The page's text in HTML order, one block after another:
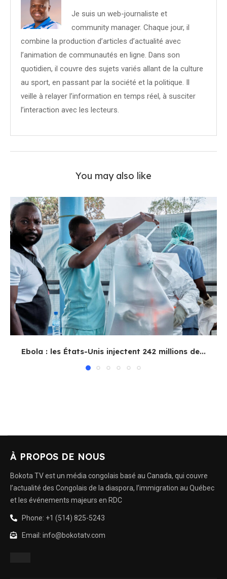
Je suis un web-journaliste et
community manager. Chaque jour, il
combine la production d’articles d’actualité avec
l’animation de communautés en ligne. Dans son
quotidien, il couvre des sujets variés allant de la culture
au sport, en passant par la société et la politique. Il
veille à relayer l’information en temps réel, à susciter
l’interaction avec les lecteurs.
You may also like
Ebola : les États-Unis injectent 242 millions de...
À PROPOS DE NOUS
Bokota TV est un média congolais basé au Canada, qui couvre
l’actualité des Congolais de la diaspora, l’immigration au Québec
et les événements majeurs en RDC
Phone: +1 (514) 825-5243
Email: info@bokotatv.com